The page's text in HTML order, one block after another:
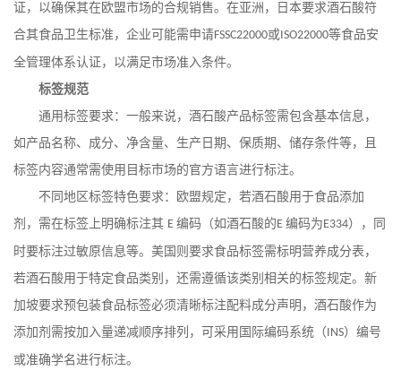
证，以确保其在欧盟市场的合规销售。在亚洲，日本要求酒石酸符
合其食品卫生标准，企业可能需申请FSSC22000或ISO22000等食品安
全管理体系认证，以满足市场准入条件。
标签规范
通用标签要求：一般来说，酒石酸产品标签需包含基本信息，
如产品名称、成分、净含量、生产日期、保质期、储存条件等，且
标签内容通常需使用目标市场的官方语言进行标注。
不同地区标签特色要求：欧盟规定，若酒石酸用于食品添加
剂，需在标签上明确标注其 E 编码（如酒石酸的E 编码为E334），同
时要标注过敏原信息等。美国则要求食品标签需标明营养成分表，
若酒石酸用于特定食品类别，还需遵循该类别相关的标签规定。新
加坡要求预包装食品标签必须清晰标注配料成分声明，酒石酸作为
添加剂需按加入量递减顺序排列，可采用国际编码系统（INS）编号
或准确学名进行标注。